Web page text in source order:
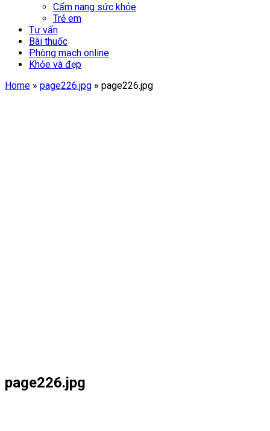
Cẩm nang sức khỏe
Trẻ em
Tư vấn
Bài thuốc
Phòng mạch online
Khỏe và đẹp
Home » page226.jpg » page226.jpg
page226.jpg